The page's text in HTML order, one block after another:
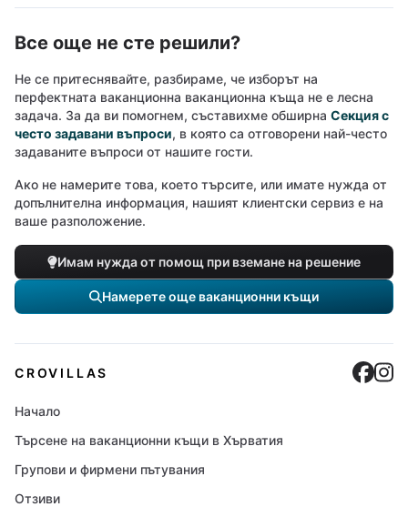
Все още не сте решили?
Не се притеснявайте, разбираме, че изборът на
перфектната ваканционна ваканционна къща не е лесна
задача. За да ви помогнем, съставихме обширна Секция с
често задавани въпроси, в която са отговорени най-често
задаваните въпроси от нашите гости.
Ако не намерите това, което търсите, или имате нужда от
допълнителна информация, нашият клиентски сервиз е на
ваше разположение.
Имам нужда от помощ при вземане на решение
Намерете още ваканционни къщи
CROVILLAS
Начало
Търсене на ваканционни къщи в Хърватия
Групови и фирмени пътувания
Отзиви